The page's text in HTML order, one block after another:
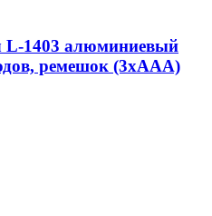
1403 алюминиевый
ремешок (3хААА)